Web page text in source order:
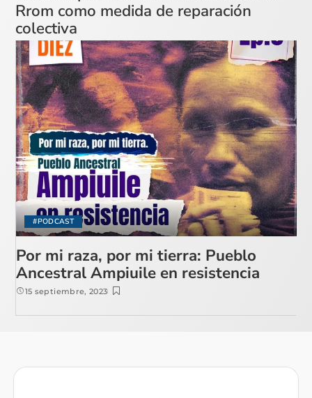
Rrom como medida de reparación
colectiva
#PODCAST
Por mi raza, por mi tierra: Pueblo
Ancestral Ampiuile en resistencia
15 septiembre, 2023